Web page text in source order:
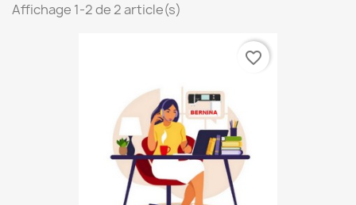
Affichage 1-2 de 2 article(s)
favorite_border